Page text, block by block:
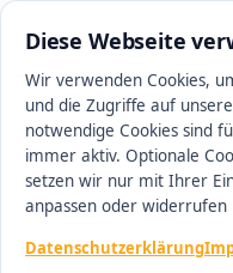
Diese Webseite
Wir verwenden Cookies,
und die Zugriffe auf
notwendige Cookies sind
immer aktiv. Optionale
setzen wir nur mit Ihrer
anpassen oder widerrufen
Datenschutzerklärung